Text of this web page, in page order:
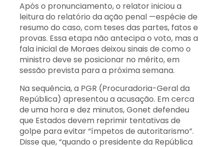
Após o pronunciamento, o relator iniciou a
leitura do relatório da ação penal —espécie de
resumo do caso, com teses das partes, fatos e
provas. Essa etapa não antecipa o voto, mas a
fala inicial de Moraes deixou sinais de como o
ministro deve se posicionar no mérito, em
sessão prevista para a próxima semana.
Na sequência, a PGR (Procuradoria-Geral da
República) apresentou a acusação. Em cerca
de uma hora e dez minutos, Gonet defendeu
que Estados devem reprimir tentativas de
golpe para evitar “ímpetos de autoritarismo”.
Disse que, “quando o presidente da República